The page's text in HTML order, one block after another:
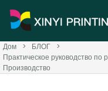
Дом > БЛОГ
>
Практическое руководство
Производство